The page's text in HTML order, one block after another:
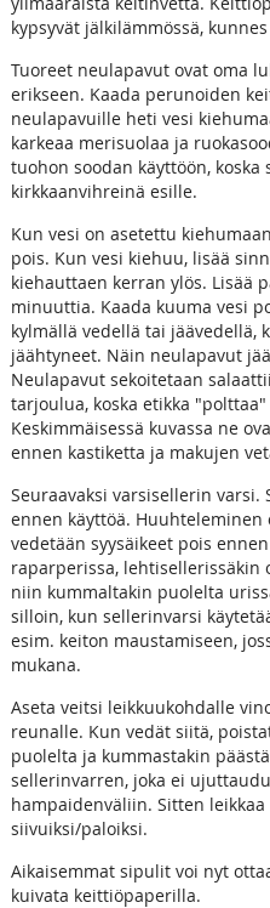
kypsyvät jälkilämmössä,
Tuoreet neulapavut ovat oma
erikseen. Kaada perunoiden
neulapavuille heti vesi
karkeaa merisuolaa ja
tuohon soodan käyttöön,
kirkkaanvihreinä esille.
Kun vesi on asetettu
pois. Kun vesi kiehuu, lisää
kiehauttaen kerran ylös. Lisää
minuuttia. Kaada kuuma vesi
kylmällä vedellä tai jäävedellä,
jäähtyneet. Näin neulapavut
Neulapavut sekoitetaan
tarjoulua, koska etikka
Keskimmäisessä kuvassa ne
ennen kastiketta ja makujen
Seuraavaksi varsisellerin varsi.
ennen käyttöä.
vedetään syysäikeet pois
raparperissa, lehtisellerissäkin
niin kummaltakin puolelta
silloin, kun sellerinvarsi
esim. keiton maustamiseen,
mukana.
Aseta veitsi leikkuukohdalle
reunalle. Kun vedät siitä,
puolelta ja kummastakin
sellerinvarren, joka ei
hampaidenväliin. Sitten
siivuiksi/paloiksi.
Aikaisemmat sipulit voi nyt
kuivata keittiöpaperilla.